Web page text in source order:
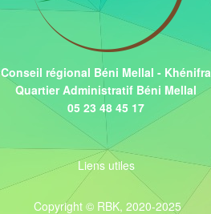
Conseil régional Béni Mellal - Khénifra
Quartier Administratif Béni Mellal
05 23 48 45 17
Liens utiles
Copyright © RBK, 2020-2025